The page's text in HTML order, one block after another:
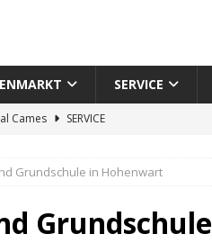
SERVICE
Cames
SERVICE
Dillweißenstein
Grundschule in Hohenwart
Grundschule